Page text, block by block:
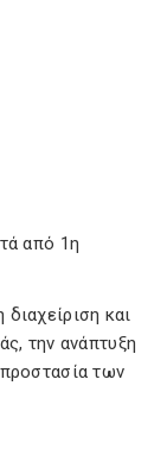
από 1η
και
την ανάπτυξη
των